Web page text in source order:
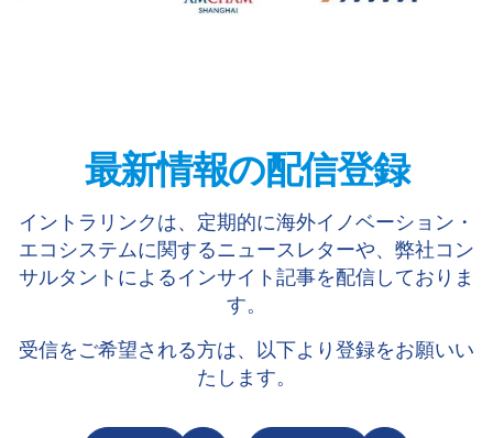
最新情報の配信登録
イントラリンクは、定期的に海外イノベーション・
エコシステムに関するニュースレターや、弊社コン
サルタントによるインサイト記事を配信しておりま
す。
受信をご希望される方は、以下より登録をお願いい
たします。